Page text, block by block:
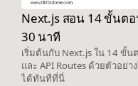
Next.js สอน 14 ขั้นตอ
30 นาที
เริ่มต้นกับ Next.js ใน 14 ขั้น
และ API Routes ด้วยตัวอย่า
ได้ทันทีที่นี่